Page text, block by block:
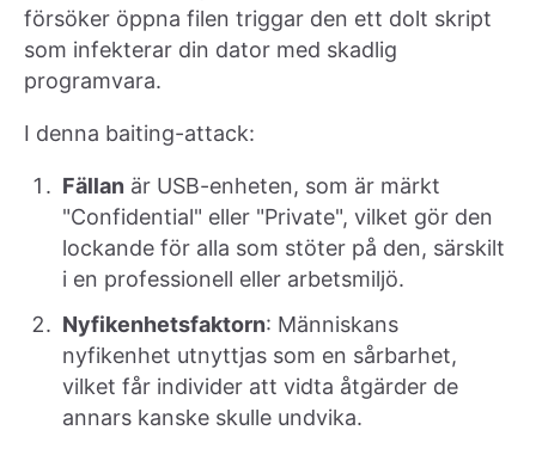
försöker öppna filen triggar den ett dolt skript
som infekterar din dator med skadlig
programvara.
I denna baiting-attack:
Fällan är USB-enheten, som är märkt
"Confidential" eller "Private", vilket gör den
lockande för alla som stöter på den, särskilt
i en professionell eller arbetsmiljö.
Nyfikenhetsfaktorn: Människans
nyfikenhet utnyttjas som en sårbarhet,
vilket får individer att vidta åtgärder de
annars kanske skulle undvika.